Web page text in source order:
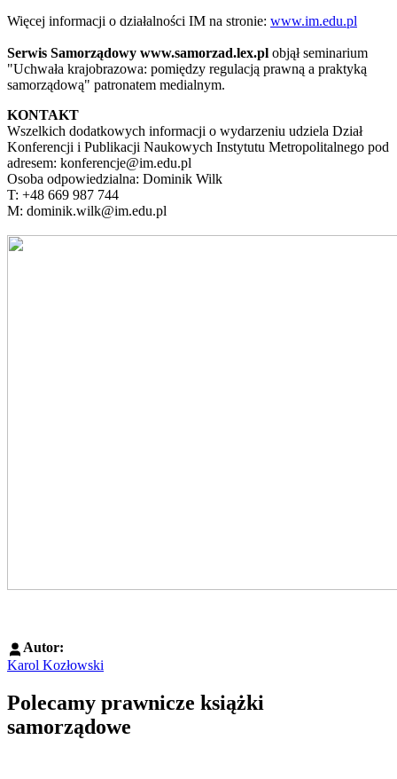
Więcej informacji o działalności IM na stronie: www.im.edu.pl
Serwis Samorządowy www.samorzad.lex.pl objął seminarium
"Uchwała krajobrazowa: pomiędzy regulacją prawną a praktyką
samorządową" patronatem medialnym.
KONTAKT
Wszelkich dodatkowych informacji o wydarzeniu udziela Dział
Konferencji i Publikacji Naukowych Instytutu Metropolitalnego pod
adresem: konferencje@im.edu.pl
Osoba odpowiedzialna: Dominik Wilk
T: +48 669 987 744
M: dominik.wilk@im.edu.pl
Autor:
Karol Kozłowski
Polecamy prawnicze książki
samorządowe